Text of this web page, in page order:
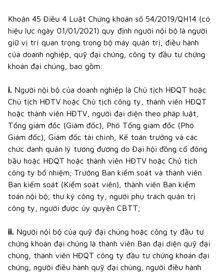
Khoản 45 Điều 4 Luật Chứng khoán số 54/2019/QH14 (có
hiệu lực ngày 01/01/2021) quy định người nội bộ là người
giữ vị trí quan trọng trong bộ máy quản trị, điều hành
của doanh nghiệp, quỹ đại chúng, công ty đầu tư chứng
khoán đại chúng, bao gồm:
i. Người nội bộ của doanh nghiệp là Chủ tịch HĐQT hoặc
Chủ tịch HĐTV hoặc Chủ tịch công ty, thành viên HĐQT
hoặc thành viên HĐTV, người đại diện theo pháp luật,
Tổng giám đốc (Giám đốc), Phó Tổng giám đốc (Phó
Giám đốc), Giám đốc tài chính, Kế toán trưởng và các
chức danh quản lý tương đương do Đại hội đồng cổ đông
bầu hoặc HĐQT hoặc thành viên HĐTV hoặc Chủ tịch
công ty bổ nhiệm; Trưởng Ban kiểm soát và thành viên
Ban kiểm soát (Kiểm soát viên), thành viên Ban kiểm
toán nội bộ; thư ký công ty, người phụ trách quản trị
công ty, người được ủy quyền CBTT;
ii. Người nội bộ của quỹ đại chúng hoặc công ty đầu tư
chứng khoán đại chúng là thành viên Ban đại diện quỹ đại
chúng, thành viên HĐQT công ty đầu tư chứng khoán đại
chúng, người điều hành quỹ đại chúng, người điều hành